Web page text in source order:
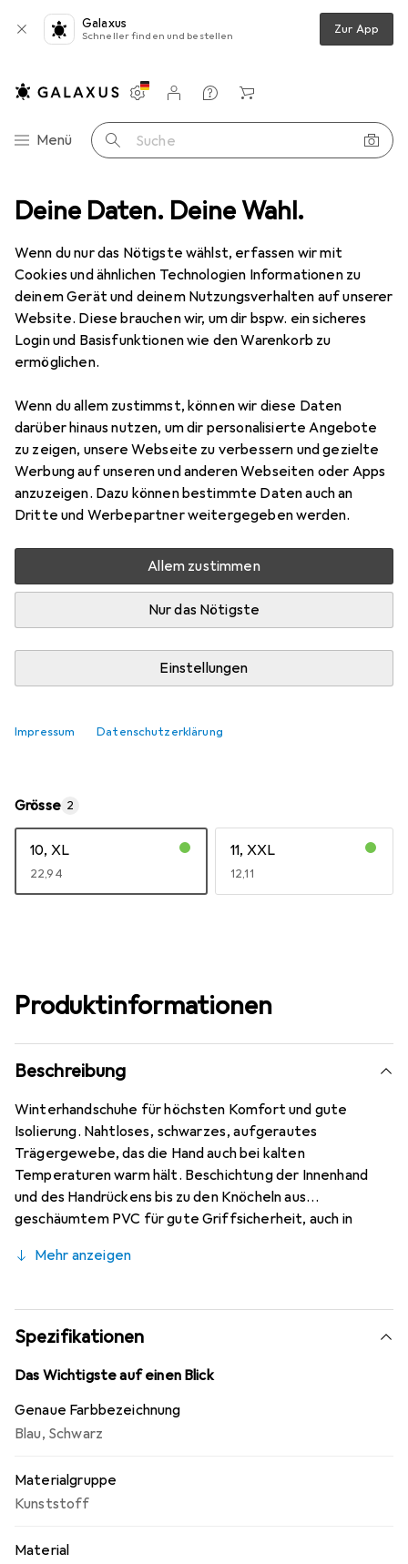
Deine Daten. Deine Wahl.
Wenn du nur das Nötigste wählst, erfassen wir mit
Cookies und ähnlichen Technologien Informationen zu
deinem Gerät und deinem Nutzungsverhalten auf unserer
Website. Diese brauchen wir, um dir bspw. ein sicheres
Login und Basisfunktionen wie den Warenkorb zu
ermöglichen.
Wenn du allem zustimmst, können wir diese Daten
darüber hinaus nutzen, um dir personalisierte Angebote
zu zeigen, unsere Webseite zu verbessern und gezielte
Werbung auf unseren und anderen Webseiten oder Apps
anzuzeigen. Dazu können bestimmte Daten auch an
Dritte und Werbepartner weitergegeben werden.
Allem zustimmen
Nur das Nötigste
Einstellungen
Impressum Datenschutzerklärung
Galaxus
Schneller finden und bestellen Zur App
Navigation nach Kategorien
Menü Suche
Einstellungen
Kundenkonto
Vergleichslisten
Merklisten
Warenkorb
Schutzhandschuhe North Handschuh Cold Grip
NorthHandschuh Cold Grip
10, XL
Preis in EUR inkl. MwSt.
EUR
22,94
Bewertungen Marke
Mehr von North
Mehr als 10 Stück an Lager beim Lieferanten
Lieferort angeben für genaue Lieferzeit
Vergleichen Merken
Kostenloser Versand ab 30,– i
Grösse 2
10, XL
EUR
22,94
11, XXL
EUR
12,11
Produktinformationen
Beschreibung
Winterhandschuhe für höchsten Komfort und gute
Isolierung. Nahtloses, schwarzes, aufgerautes
Trägergewebe, das die Hand auch bei kalten
Temperaturen warm hält. Beschichtung der Innenhand
und des Handrückens bis zu den Knöcheln aus
geschäumtem PVC für gute Griffsicherheit, auch in
flexibel, auch bei Temperaturen unter – 25 °C. Blaues
Winterhandschuhen gute Feinfühligkeit. Ein guter
Allround-Handschuh für den Einsatz in kalten und auch
feuchten Umgebungen.
Mehr anzeigen
Spezifikationen
Das Wichtigste auf einen Blick
Genaue Farbbezeichnung
Blau, Schwarz
Materialgruppe
Kunststoff
Material